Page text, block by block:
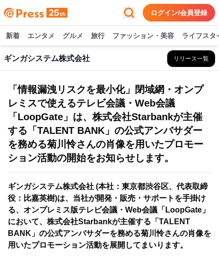
ログイン/会員登録
新着 エンタメ グルメ 旅行 ファッション・美容 ライフスタ
ギンガシステム株式会社 リリース一覧
「情報漏洩リスクを最小化」閉域網・オンプ
レミスで使えるテレビ会議・Web会議
「LoopGate」は、株式会社Starbankが主催
する「TALENT BANK」の公式アンバサダー
を務める菊川怜さんの肖像を用いたプロモー
ション活動の開始をお知らせします。
ギンガシステム株式会社 (本社：東京都渋谷区、代表取締
役：比嘉英樹)は、当社が開発・販売・サポートを手掛け
る、オンプレミス版テレビ会議・Web会議「LoopGate」
において、株式会社Starbankが主催する「TALENT
BANK」の公式アンバサダーを務める菊川怜さんの肖像を
用いたプロモーション活動を展開してまいります。